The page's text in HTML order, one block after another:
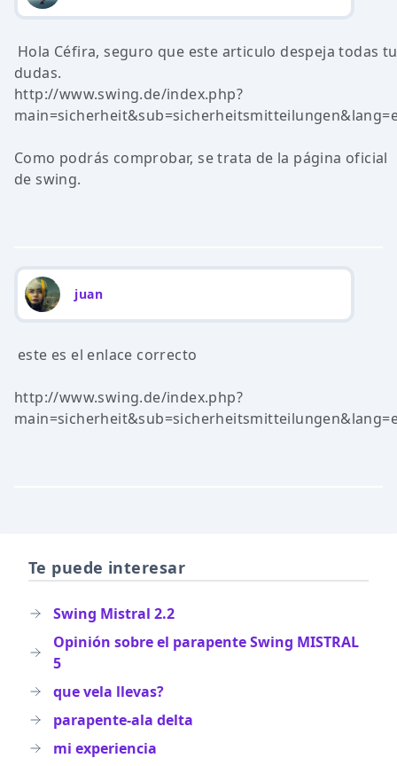
Hola Céfira, seguro que este articulo despeja todas
dudas.
http://www.swing.de/index.php?
Como podrás comprobar, se trata de la página oficial
de swing.
juan
este es el enlace correcto
http://www.swing.de/index.php?
Te puede interesar
Swing Mistral 2.2
Opinión sobre el parapente Swing MISTRAL
5
que vela llevas?
parapente-ala delta
mi experiencia